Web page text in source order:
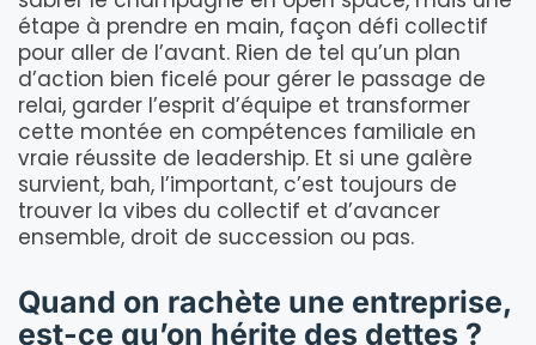
étape à prendre en main, façon défi collectif
pour aller de l’avant. Rien de tel qu’un plan
d’action bien ficelé pour gérer le passage de
relai, garder l’esprit d’équipe et transformer
cette montée en compétences familiale en
vraie réussite de leadership. Et si une galère
survient, bah, l’important, c’est toujours de
trouver la vibes du collectif et d’avancer
ensemble, droit de succession ou pas.
Quand on rachète une entreprise,
est-ce qu’on hérite des dettes ?